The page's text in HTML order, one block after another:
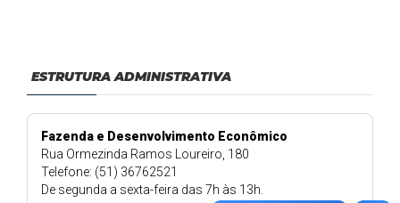
ESTRUTURA ADMINISTRATIVA
Fazenda e Desenvolvimento Econômico
Rua Ormezinda Ramos Loureiro, 180
Telefone: (51) 36762521
De segunda a sexta-feira das 7h às 13h.